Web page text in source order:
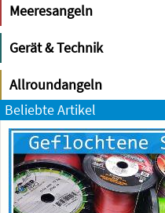
Meeresangeln
Gerät & Technik
Allroundangeln
Beliebte Artikel